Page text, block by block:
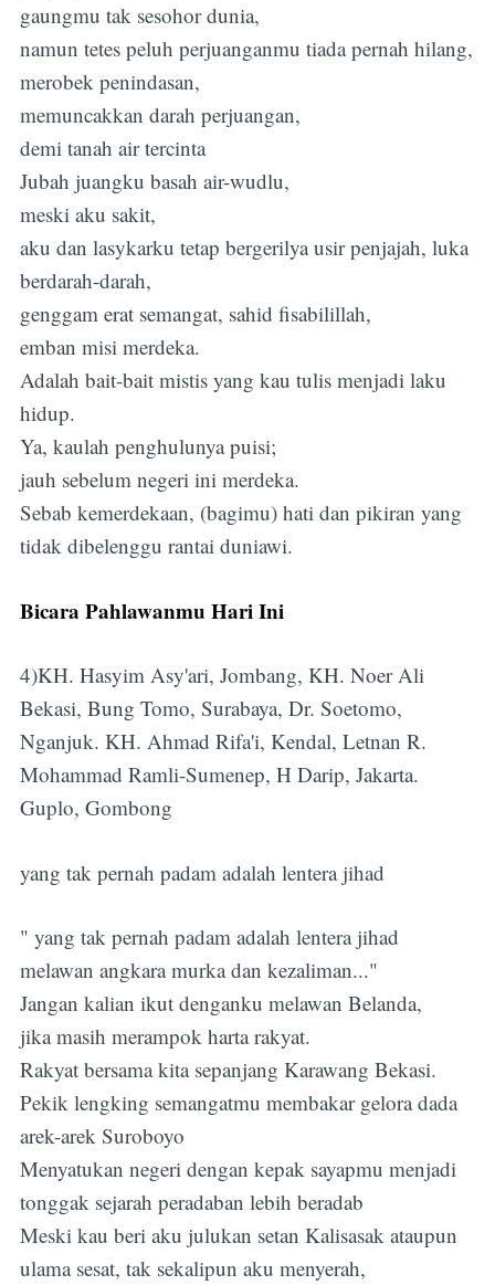
gaungmu tak sesohor dunia,
namun tetes peluh perjuanganmu tiada pernah hilang,
merobek penindasan,
memuncakkan darah perjuangan,
demi tanah air tercinta
Jubah juangku basah air-wudlu,
meski aku sakit,
aku dan lasykarku tetap bergerilya usir penjajah, luka
berdarah-darah,
genggam erat semangat, sahid fisabilillah,
emban misi merdeka.
Adalah bait-bait mistis yang kau tulis menjadi laku
hidup.
Ya, kaulah penghulunya puisi;
jauh sebelum negeri ini merdeka.
Sebab kemerdekaan, (bagimu) hati dan pikiran yang
tidak dibelenggu rantai duniawi.
Bicara Pahlawanmu Hari Ini
4)KH. Hasyim Asy'ari, Jombang, KH. Noer Ali
Bekasi, Bung Tomo, Surabaya, Dr. Soetomo,
Nganjuk. KH. Ahmad Rifa'i, Kendal, Letnan R.
Mohammad Ramli-Sumenep, H Darip, Jakarta.
Guplo, Gombong
yang tak pernah padam adalah lentera jihad
" yang tak pernah padam adalah lentera jihad
melawan angkara murka dan kezaliman..."
Jangan kalian ikut denganku melawan Belanda,
jika masih merampok harta rakyat.
Rakyat bersama kita sepanjang Karawang Bekasi.
Pekik lengking semangatmu membakar gelora dada
arek-arek Suroboyo
Menyatukan negeri dengan kepak sayapmu menjadi
tonggak sejarah peradaban lebih beradab
Meski kau beri aku julukan setan Kalisasak ataupun
ulama sesat, tak sekalipun aku menyerah,